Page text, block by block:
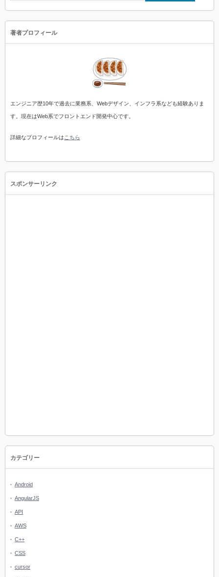
著者プロフィール
エンジニア歴10年で過去に業務系、Webデザイン、インフラ系なども経験ありま
す。現在はWeb系でフロントエンド開発中心です。
詳細なプロフィールは こちら
スポンサーリンク
カテゴリー
Android
AngularJS
API
AWS
C++
CSS
cursor